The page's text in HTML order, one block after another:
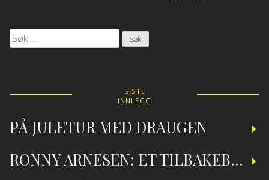
Søk
etter:
SISTE
INNLEGG
PÅ JULETUR MED DRAUGEN
RONNY ARNESEN: ET TILBAKEBLIKK PÅ TEKNISK DYKKING